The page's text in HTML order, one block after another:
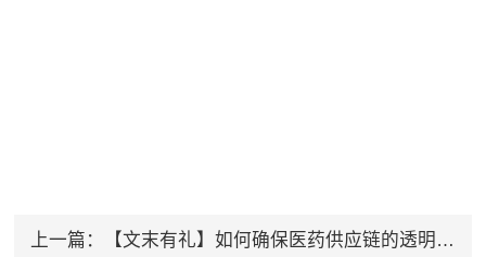
上一篇： 【文末有礼】如何确保医药供应链的透明度和可追溯性？